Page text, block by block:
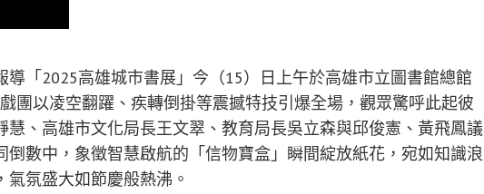
導「2025高雄城市書展」今（15）日上午於高雄市立圖書館總館
團以凌空翻躍、疾轉倒掛等震撼特技引爆全場，觀眾驚呼此起彼
慧、高雄市文化局長王文翠、教育局長吳立森與邱俊憲、黃飛鳳議
倒數中，象徵智慧啟航的「信物寶盒」瞬間綻放紙花，宛如知識浪
氛盛大如節慶般熱沸。